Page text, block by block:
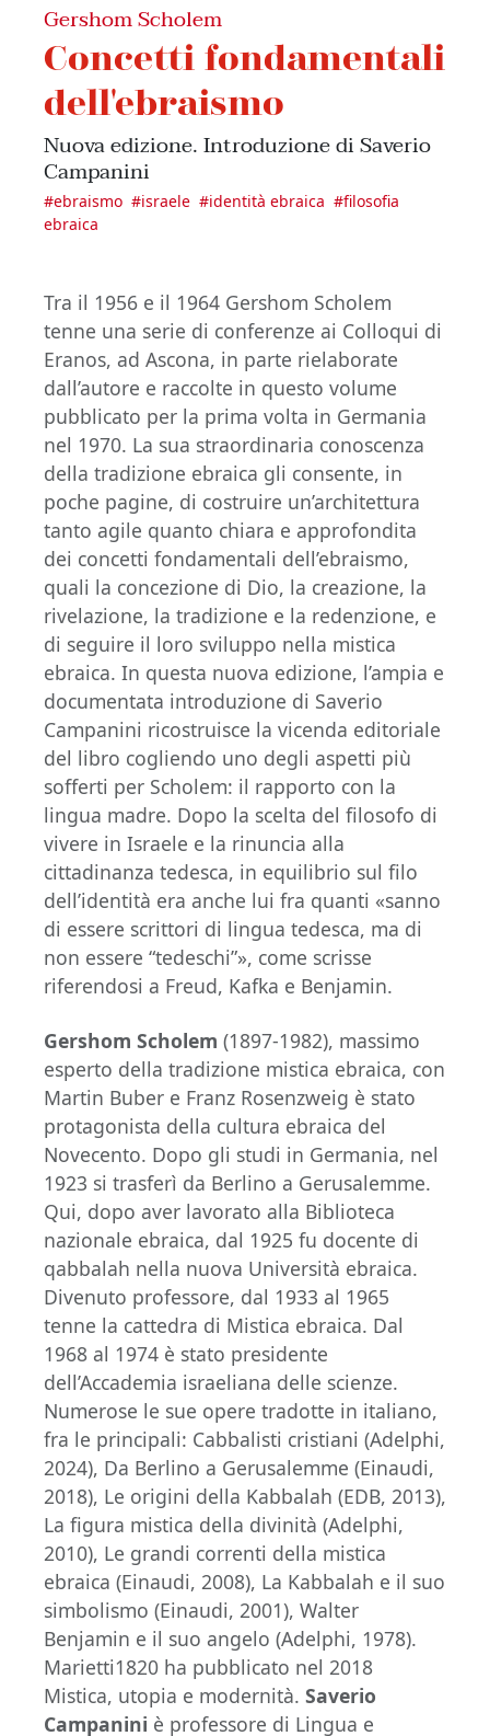
Gershom Scholem
Concetti fondamentali
dell'ebraismo
Nuova edizione. Introduzione di Saverio
Campanini
#ebraismo #israele #identità ebraica #filosofia
ebraica
Tra il 1956 e il 1964 Gershom Scholem
tenne una serie di conferenze ai Colloqui di
Eranos, ad Ascona, in parte rielaborate
dall’autore e raccolte in questo volume
pubblicato per la prima volta in Germania
nel 1970. La sua straordinaria conoscenza
della tradizione ebraica gli consente, in
poche pagine, di costruire un’architettura
tanto agile quanto chiara e approfondita
dei concetti fondamentali dell’ebraismo,
quali la concezione di Dio, la creazione, la
rivelazione, la tradizione e la redenzione, e
di seguire il loro sviluppo nella mistica
ebraica. In questa nuova edizione, l’ampia e
documentata introduzione di Saverio
Campanini ricostruisce la vicenda editoriale
del libro cogliendo uno degli aspetti più
sofferti per Scholem: il rapporto con la
lingua madre. Dopo la scelta del filosofo di
vivere in Israele e la rinuncia alla
cittadinanza tedesca, in equilibrio sul filo
dell’identità era anche lui fra quanti «sanno
di essere scrittori di lingua tedesca, ma di
non essere “tedeschi”», come scrisse
riferendosi a Freud, Kafka e Benjamin.
Gershom Scholem (1897-1982), massimo
esperto della tradizione mistica ebraica, con
Martin Buber e Franz Rosenzweig è stato
protagonista della cultura ebraica del
Novecento. Dopo gli studi in Germania, nel
1923 si trasferì da Berlino a Gerusalemme.
Qui, dopo aver lavorato alla Biblioteca
nazionale ebraica, dal 1925 fu docente di
qabbalah nella nuova Università ebraica.
Divenuto professore, dal 1933 al 1965
tenne la cattedra di Mistica ebraica. Dal
1968 al 1974 è stato presidente
dell’Accademia israeliana delle scienze.
Numerose le sue opere tradotte in italiano,
fra le principali: Cabbalisti cristiani (Adelphi,
2024), Da Berlino a Gerusalemme (Einaudi,
2018), Le origini della Kabbalah (EDB, 2013),
La figura mistica della divinità (Adelphi,
2010), Le grandi correnti della mistica
ebraica (Einaudi, 2008), La Kabbalah e il suo
simbolismo (Einaudi, 2001), Walter
Benjamin e il suo angelo (Adelphi, 1978).
Marietti1820 ha pubblicato nel 2018
Mistica, utopia e modernità. Saverio
Campanini è professore di Lingua e